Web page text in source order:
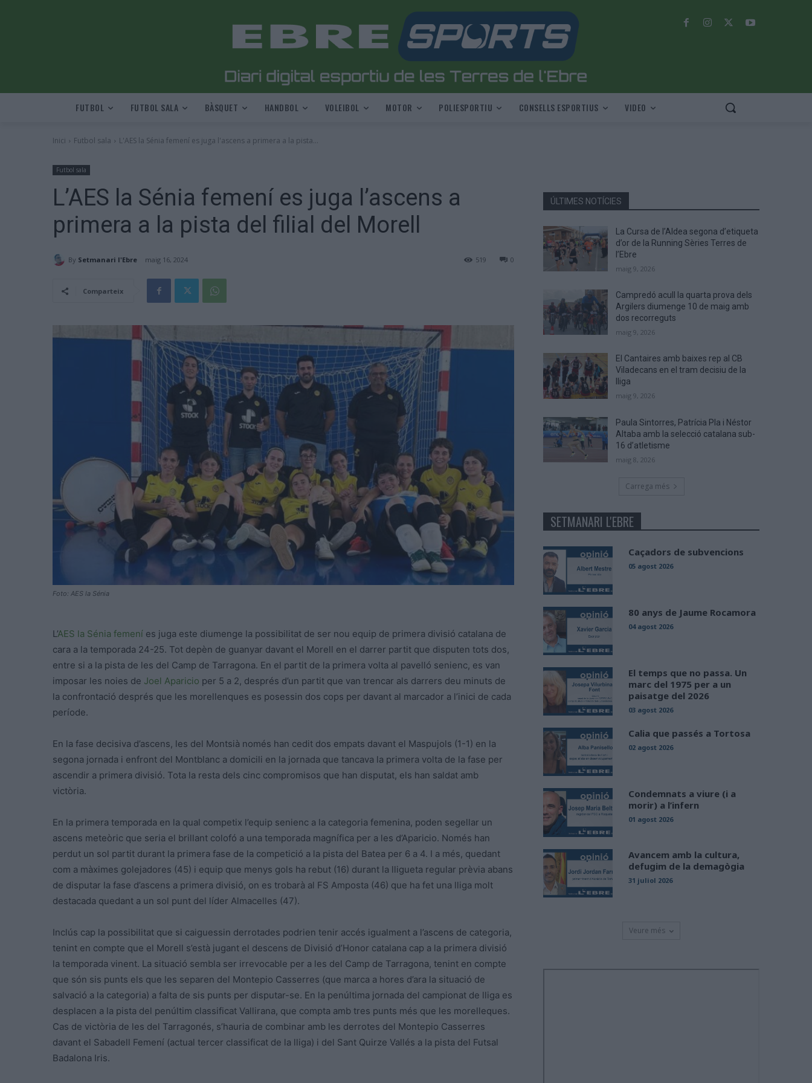
FUTBOL FUTBOL SALA BÀSQUET HANDBOL VOLEIBOL MOTOR POLIESPORTIU CONSELLS ESPORTIUS VIDEO
Inici Futbol sala L'AES la Sénia femení es juga l'ascens a primera a la pista...
Futbol sala
L’AES la Sénia femení es juga l’ascens a
primera a la pista del filial del Morell
By Setmanari l'Ebre maig 16, 2024 0
519
Comparteix
Foto: AES la Sénia
L’AES la Sénia femení es juga este diumenge la possibilitat de ser nou equip de primera divisió catalana de
cara a la temporada 24-25. Tot depèn de guanyar davant el Morell en el darrer partit que disputen tots dos,
entre si a la pista de les del Camp de Tarragona. En el partit de la primera volta al pavelló senienc, es van
imposar les noies de Joel Aparicio per 5 a 2, després d’un partit que van trencar als darrers deu minuts de
la confrontació després que les morellenques es posessin dos cops per davant al marcador a l’inici de cada
període.
En la fase decisiva d’ascens, les del Montsià només han cedit dos empats davant el Maspujols (1-1) en la
segona jornada i enfront del Montblanc a domicili en la jornada que tancava la primera volta de la fase per
ascendir a primera divisió. Tota la resta dels cinc compromisos que han disputat, els han saldat amb
victòria.
En la primera temporada en la qual competix l’equip senienc a la categoria femenina, poden segellar un
ascens meteòric que seria el brillant colofó a una temporada magnífica per a les d’Aparicio. Només han
perdut un sol partit durant la primera fase de la competició a la pista del Batea per 6 a 4. I a més, quedant
com a màximes golejadores (45) i equip que menys gols ha rebut (16) durant la lligueta regular prèvia abans
de disputar la fase d’ascens a primera divisió, on es trobarà al FS Amposta (46) que ha fet una lliga molt
destacada quedant a un sol punt del líder Almacelles (47).
Inclús cap la possibilitat que si caiguessin derrotades podrien tenir accés igualment a l’ascens de categoria,
tenint en compte que el Morell s’està jugant el descens de Divisió d’Honor catalana cap a la primera divisió
la temporada vinent. La situació sembla ser irrevocable per a les del Camp de Tarragona, tenint en compte
que són sis punts els que les separen del Montepio Casserres (que marca a hores d’ara la situació de
salvació a la categoria) a falta de sis punts per disputar-se. En la penúltima jornada del campionat de lliga es
desplacen a la pista del penúltim classificat Vallirana, que compta amb tres punts més que les morelleques.
Cas de victòria de les del Tarragonés, s’hauria de combinar amb les derrotes del Montepio Casserres
davant el Sabadell Femení (actual tercer classificat de la lliga) i del Sant Quirze Vallés a la pista del Futsal
Badalona Iris.
ÚLTIMES NOTÍCIES
La Cursa de l’Aldea segona d’etiqueta
d’or de la Running Sèries Terres de
l’Ebre
maig 9, 2026
Campredó acull la quarta prova dels
Argilers diumenge 10 de maig amb
dos recorreguts
maig 9, 2026
El Cantaires amb baixes rep al CB
Viladecans en el tram decisiu de la
lliga
maig 9, 2026
Paula Sintorres, Patrícia Pla i Néstor
Altaba amb la selecció catalana sub-
16 d’atletisme
maig 8, 2026
Carrega més
SETMANARI L'EBRE
Caçadors de subvencions
05 agost 2026
80 anys de Jaume Rocamora
04 agost 2026
El temps que no passa. Un
marc del 1975 per a un
paisatge del 2026
03 agost 2026
Calia que passés a Tortosa
02 agost 2026
Condemnats a viure (i a
morir) a l’infern
01 agost 2026
Avancem amb la cultura,
defugim de la demagògia
31 juliol 2026
Veure més